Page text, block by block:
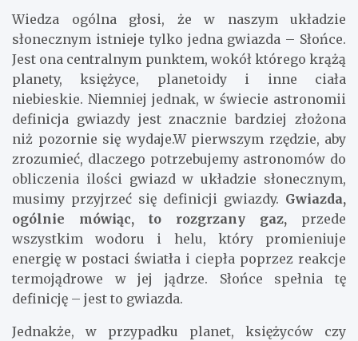
Wiedza ogólna głosi, że w naszym układzie
słonecznym istnieje tylko jedna gwiazda – Słońce.
Jest ona centralnym punktem, wokół którego krążą
planety, księżyce, planetoidy i inne ciała
niebieskie. Niemniej jednak, w świecie astronomii
definicja gwiazdy jest znacznie bardziej złożona
niż pozornie się wydaje.W pierwszym rzędzie, aby
zrozumieć, dlaczego potrzebujemy astronomów do
obliczenia ilości gwiazd w układzie słonecznym,
musimy przyjrzeć się definicji gwiazdy. Gwiazda,
ogólnie mówiąc, to rozgrzany gaz, przede
wszystkim wodoru i helu, który promieniuje
energię w postaci światła i ciepła poprzez reakcje
termojądrowe w jej jądrze. Słońce spełnia tę
definicję – jest to gwiazda.
Jednakże, w przypadku planet, księżyców czy